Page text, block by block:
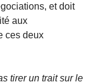
et doit
aux
ces deux
tirer un trait sur le